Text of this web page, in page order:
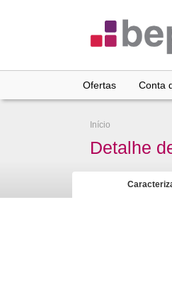
Ofertas Conta
Início
Detalhe